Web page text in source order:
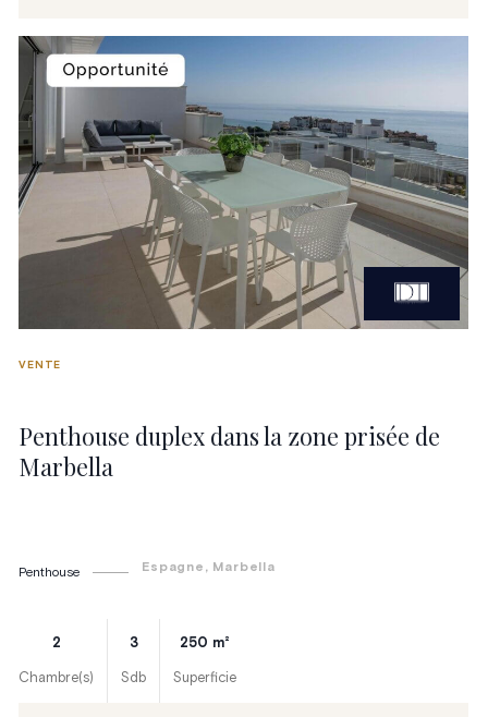
Penthouse duplex dans la zone prisée de
Marbella
VENTE
Penthouse Espagne , Marbella
2
Chambre(s)
3
Sdb
250 m²
Superficie